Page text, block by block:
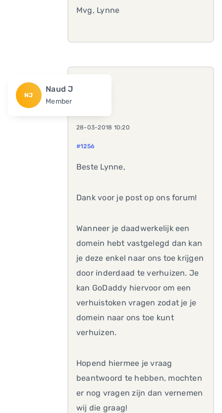
Mvg, Lynne
NJ
Naud J
Member
28-03-2018 10:20
#1256
Beste Lynne,
Dank voor je post op ons forum!
Wanneer je daadwerkelijk een
domein hebt vastgelegd dan kan
je deze enkel naar ons toe krijgen
door inderdaad te verhuizen. Je
kan GoDaddy hiervoor om een
verhuistoken vragen zodat je je
domein naar ons toe kunt
verhuizen.
Hopend hiermee je vraag
beantwoord te hebben, mochten
er nog vragen zijn dan vernemen
wij die graag!